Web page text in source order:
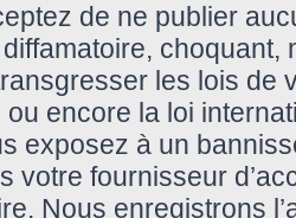
de ne publier
choquant,
les lois de
ou encore la loi
exposez à un
votre fournisseur
Nous enregistrons